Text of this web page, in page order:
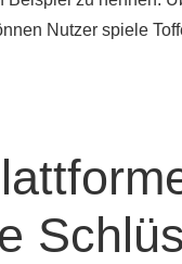
Nutzer spiele